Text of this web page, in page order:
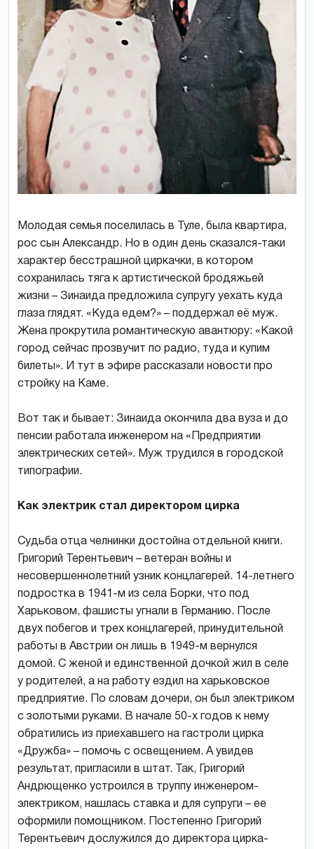
Молодая семья поселилась в Туле, была квартира,
рос сын Александр. Но в один день сказался-таки
характер бесстрашной циркачки, в котором
сохранилась тяга к артистической бродяжьей
жизни – Зинаида предложила супругу уехать куда
глаза глядят. «Куда едем?» – поддержал её муж.
Жена прокрутила романтическую авантюру: «Какой
город сейчас прозвучит по радио, туда и купим
билеты». И тут в эфире рассказали новости про
стройку на Каме.
Вот так и бывает: Зинаида окончила два вуза и до
пенсии работала инженером на «Предприятии
электрических сетей». Муж трудился в городской
типографии.
Как электрик стал директором цирка
Судьба отца челнинки достойна отдельной книги.
Григорий Терентьевич – ветеран войны и
несовершеннолетний узник конц­лагерей. 14-летнего
подростка в 1941-м из села Борки, что под
Харьковом, фашисты угнали в Германию. После
двух побегов и трех концлагерей, принудительной
работы в Австрии он лишь в 1949-м вернулся
домой. С женой и единственной дочкой жил в селе
у родителей, а на работу ездил на харьковское
предприятие. По словам дочери, он был электриком
с золотыми руками. В начале 50-х годов к нему
обратились из приехавшего на гастроли цирка
«Дружба» – помочь с освещением. А увидев
результат, пригласили в штат. Так, Григорий
Андрющенко устроился в труппу инженером-
электриком, нашлась ставка и для супруги – ее
оформили помощником. Постепенно Григорий
Терентьевич дослужился до директора цирка-